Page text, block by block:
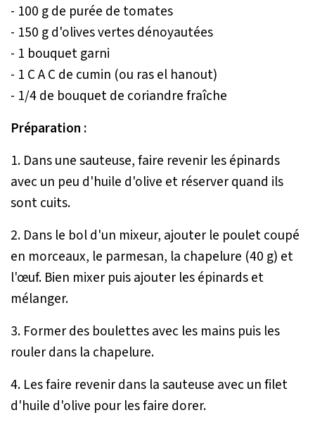
- 100 g de purée de tomates
- 150 g d'olives vertes dénoyautées
- 1 bouquet garni
- 1 C A C de cumin (ou ras el hanout)
- 1/4 de bouquet de coriandre fraîche
Préparation :
1. Dans une sauteuse, faire revenir les épinards
avec un peu d'huile d'olive et réserver quand ils
sont cuits.
2. Dans le bol d'un mixeur, ajouter le poulet coupé
en morceaux, le parmesan, la chapelure (40 g) et
l'œuf. Bien mixer puis ajouter les épinards et
mélanger.
3. Former des boulettes avec les mains puis les
rouler dans la chapelure.
4. Les faire revenir dans la sauteuse avec un filet
d'huile d'olive pour les faire dorer.